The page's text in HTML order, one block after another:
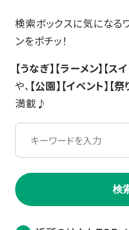
検索ボックスに気になる
ンをポチッ！
【うなぎ】【ラーメン】【ス
や、 【公園】【イベント】【祭
満載♪
検